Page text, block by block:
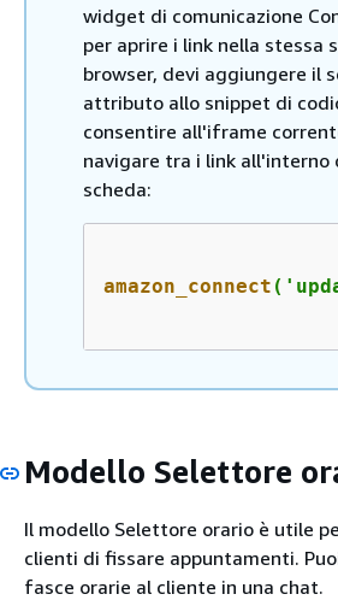
widget di comunicazione
per aprire i link nella stessa
browser, devi aggiungere il
attributo allo snippet di
consentire all'iframe
navigare tra i link all'interno
scheda:
amazon_connect
Modello Selettore
Il modello Selettore orario è utile
clienti di fissare appuntamenti.
fasce orarie al cliente in una chat.